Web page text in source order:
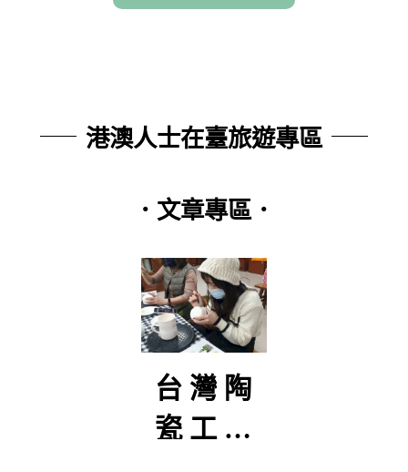
港澳人士在臺旅遊專區
．文章專區．
台灣陶
瓷工作